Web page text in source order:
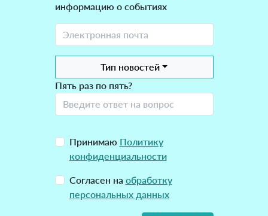
информацию о событиях
Тип новостей
Пять раз по пять?
Принимаю Политику
конфиденциальности
Согласен на обработку
персональных данных